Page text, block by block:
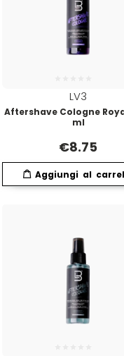
Structura
Suavecito
Susan Darnell
LV3
Aftershave Cologne
ml
€8.75